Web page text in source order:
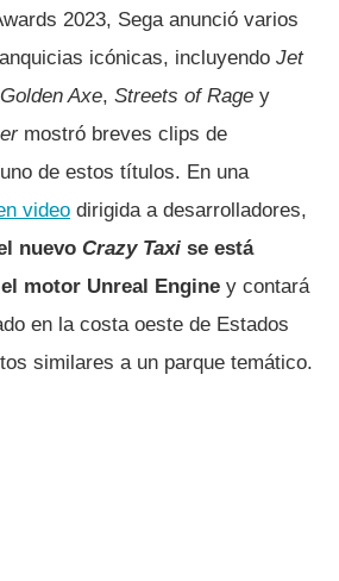
2023, Sega anunció varios
icónicas, incluyendo Jet
Golden Axe, Streets of Rage y
mostró breves clips de
de estos títulos. En una
video dirigida a desarrolladores,
nuevo Crazy Taxi se está
motor Unreal Engine y contará
en la costa oeste de Estados
similares a un parque temático.